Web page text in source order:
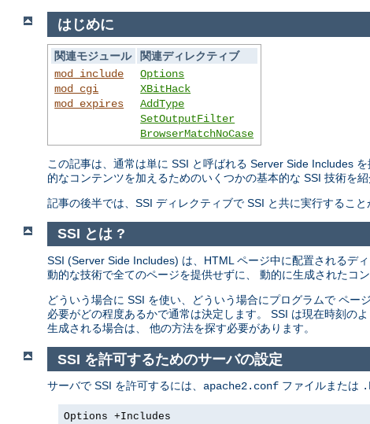
はじめに
関連モジュール
関連ディレクティブ
mod_include
mod_cgi
mod_expires
Options
XBitHack
AddType
SetOutputFilter
BrowserMatchNoCase
この記事は、通常は単に SSI と呼ばれる Server Side Includes
的なコンテンツを加えるためのいくつかの基本的な SSI 技術を紹
記事の後半では、SSI ディレクティブで SSI と共に実行するこ
SSI とは ?
SSI (Server Side Includes) は、HTML ページ中に配置されるデ
動的な技術で全てのページを提供せずに、 動的に生成されたコ
どういう場合に SSI を使い、どういう場合にプログラムで ペ
必要がどの程度あるかで通常は決定します。 SSI は現在時刻の
生成される場合は、 他の方法を探す必要があります。
SSI を許可するためのサーバの設定
サーバで SSI を許可するには、 apache2.conf ファイルまたは
Options +Includes